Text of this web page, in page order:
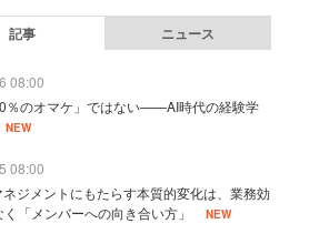
記事 ニュース
08:00
％のオマケ」ではない——AI時代の経験学
NEW
08:00
ジメントにもたらす本質的変化は、業務効
「メンバーへの向き合い方」
NEW